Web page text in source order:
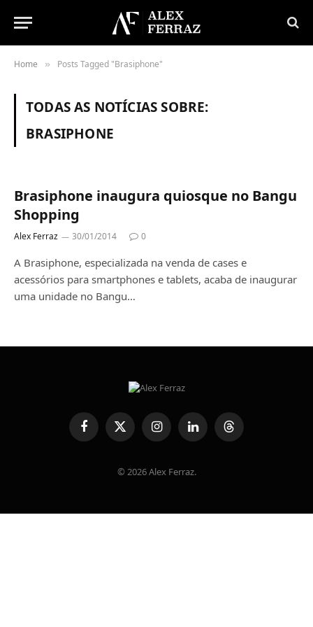
Home » Posts Tagged "Brasiphone"
TODAS AS NOTÍCIAS SOBRE:
BRASIPHONE
Brasiphone inaugura quiosque no Bangu
Shopping
Alex Ferraz 30/01/2014 0
A Brasiphone, especializada na venda de cases e
acessórios para smartphones e tablets, acaba de inaugurar
uma unidade no Bangu…
FacebookX
(Twitter)
InstagramLinkedInThreads
© 2026 Alex Ferraz.